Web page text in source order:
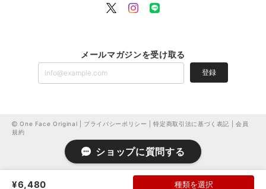
メールマガジンを受け取る
登録
One Face Original | プライバシーポリシー |特定商取引法に基づく表記 |会員
規約
¥6,480 種類を選択
ショップに質問する